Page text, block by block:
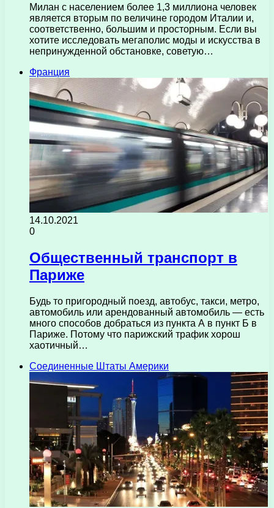
Милан с населением более 1,3 миллиона человек
является вторым по величине городом Италии и,
соответственно, большим и просторным. Если вы
хотите исследовать мегаполис моды и искусства в
непринужденной обстановке, советую…
Франция
14.10.2021
0
Общественный транспорт в
Париже
Будь то пригородный поезд, автобус, такси, метро, ​​
автомобиль или арендованный автомобиль — есть
много способов добраться из пункта А в пункт Б в
Париже. Потому что парижский трафик хорош
хаотичный…
Соединенные Штаты Америки